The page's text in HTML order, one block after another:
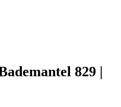
829 |